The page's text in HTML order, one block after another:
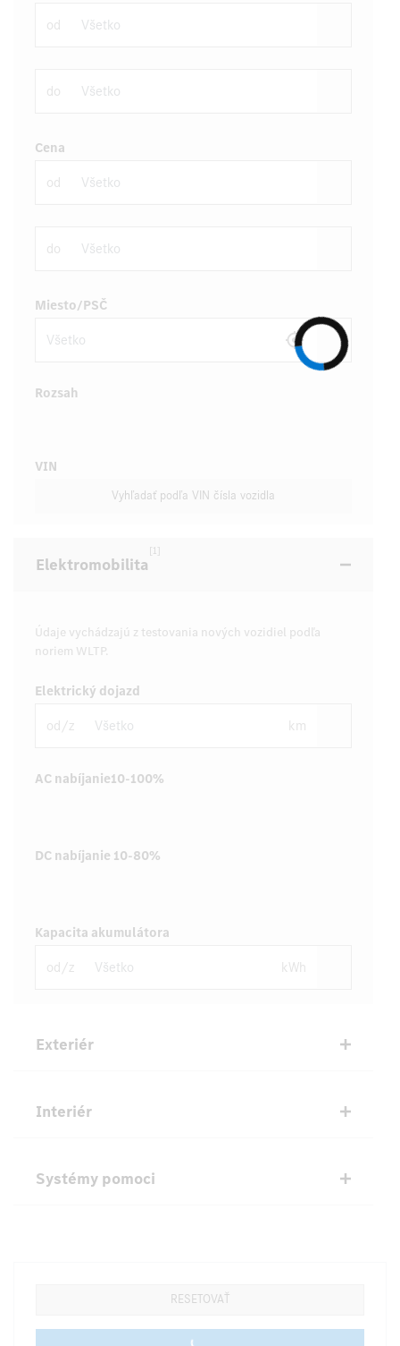
od
do
Cena
od
do
Miesto/PSČ
Rozsah
VIN
Vyhľadať podľa VIN čísla vozidla
Elektromobilita
[1]
Údaje vychádzajú z testovania nových vozidiel podľa
noriem WLTP.
Elektrický dojazd
od/z km
AC nabíjanie10-100%
DC nabíjanie 10-80%
Kapacita akumulátora
od/z kWh
Exteriér
Interiér
Systémy pomoci
RESETOVAŤ